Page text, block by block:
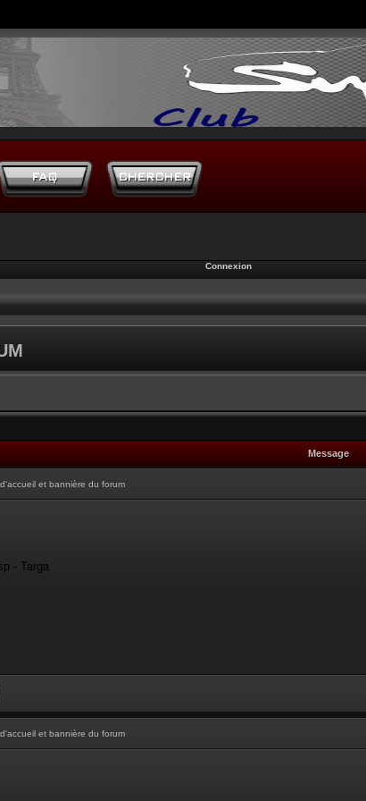
Connexion
Message
et bannière du forum
- Targa
et bannière du forum